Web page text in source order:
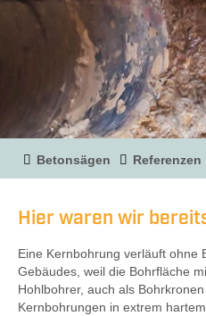
Betonsägen Referenzen
Hier waren wir
Eine Kernbohrung verläuft ohne
Gebäudes, weil die Bohrfläche
Hohlbohrer, auch als
Kernbohrungen in extrem